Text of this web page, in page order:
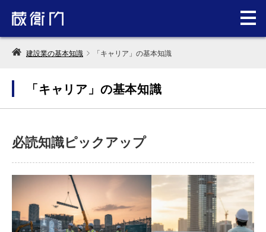
建設業の基本知識 「キャリア」の基本知識
「キャリア」の基本知識
必読知識ピックアップ